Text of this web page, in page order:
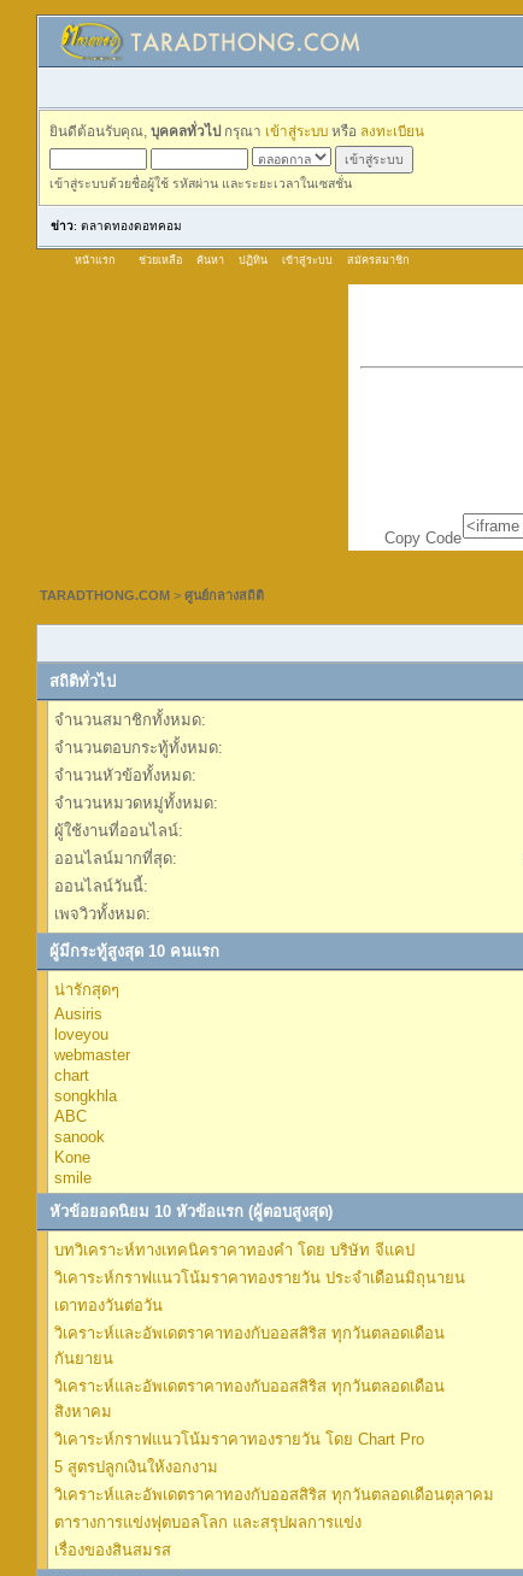
ยินดีต้อนรับคุณ, บุคคลทั่วไป กรุณา เข้าสู่ระบบ หรือ ลงทะเบียน
เข้าสู่ระบบด้วยชื่อผู้ใช้ รหัสผ่าน และระยะเวลาในเซสชั่น
ข่าว: ตลาดทองดอทคอม
หน้าแรก ช่วยเหลือ ค้นหา ปฏิทิน เข้าสู่ระบบ สมัครสมาชิก
Copy Code
TARADTHONG.COM > ศูนย์กลางสถิติ
สถิติทั่วไป
จำนวนสมาชิกทั้งหมด:
จำนวนตอบกระทู้ทั้งหมด:
จำนวนหัวข้อทั้งหมด:
จำนวนหมวดหมู่ทั้งหมด:
ผู้ใช้งานที่ออนไลน์:
ออนไลน์มากที่สุด:
ออนไลน์วันนี้:
เพจวิวทั้งหมด:
ผู้มีกระทู้สูงสุด 10 คนแรก
น่ารักสุดๆ
Ausiris
loveyou
webmaster
chart
songkhla
ABC
sanook
Kone
smile
หัวข้อยอดนิยม 10 หัวข้อแรก (ผู้ตอบสูงสุด)
บทวิเคราะห์ทางเทคนิคราคาทองคำ โดย บริษัท จีแคป
วิเคาระห์กราฟแนวโน้มราคาทองรายวัน ประจำเดือนมิถุนายน
เดาทองวันต่อวัน
วิเคราะห์และอัพเดตราคาทองกับออสสิริส ทุกวันตลอดเดือน
กันยายน
วิเคราะห์และอัพเดตราคาทองกับออสสิริส ทุกวันตลอดเดือน
สิงหาคม
วิเคาระห์กราฟแนวโน้มราคาทองรายวัน โดย Chart Pro
5 สูตรปลูกเงินให้งอกงาม
วิเคราะห์และอัพเดตราคาทองกับออสสิริส ทุกวันตลอดเดือนตุลาคม
ตารางการแข่งฟุตบอลโลก และสรุปผลการแข่ง
เรื่องของสินสมรส